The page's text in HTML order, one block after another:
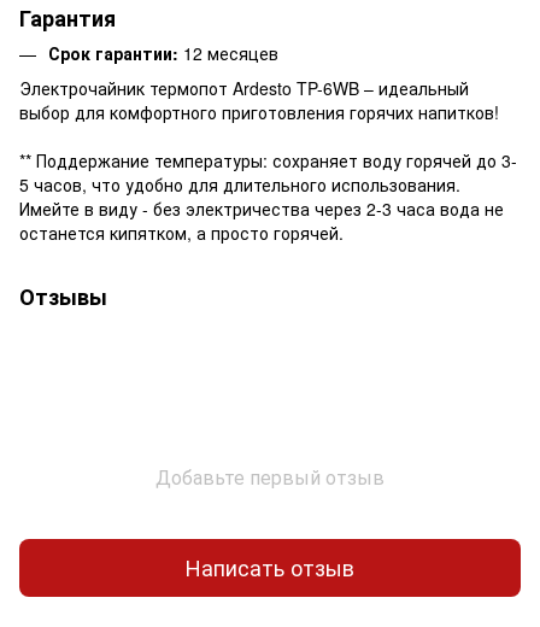
Гарантия
Срок гарантии: 12 месяцев
Электрочайник термопот Ardesto TP-6WB – идеальный
выбор для комфортного приготовления горячих напитков!
** Поддержание температуры: сохраняет воду горячей до 3-
5 часов, что удобно для длительного использования.
Имейте в виду - без электричества через 2-3 часа вода не
останется кипятком, а просто горячей.
Отзывы
Добавьте первый отзыв
Написать отзыв